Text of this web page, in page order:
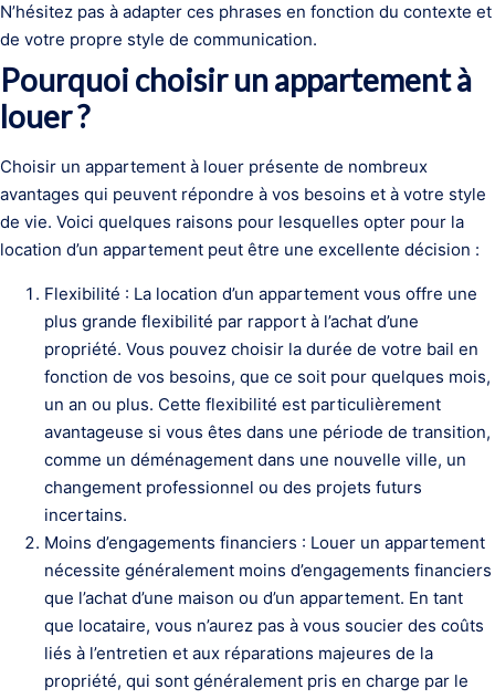
N’hésitez pas à adapter ces phrases en fonction du contexte et
de votre propre style de communication.
Pourquoi choisir un appartement à
louer ?
Choisir un appartement à louer présente de nombreux
avantages qui peuvent répondre à vos besoins et à votre style
de vie. Voici quelques raisons pour lesquelles opter pour la
location d’un appartement peut être une excellente décision :
Flexibilité : La location d’un appartement vous offre une
plus grande flexibilité par rapport à l’achat d’une
propriété. Vous pouvez choisir la durée de votre bail en
fonction de vos besoins, que ce soit pour quelques mois,
un an ou plus. Cette flexibilité est particulièrement
avantageuse si vous êtes dans une période de transition,
comme un déménagement dans une nouvelle ville, un
changement professionnel ou des projets futurs
incertains.
Moins d’engagements financiers : Louer un appartement
nécessite généralement moins d’engagements financiers
que l’achat d’une maison ou d’un appartement. En tant
que locataire, vous n’aurez pas à vous soucier des coûts
liés à l’entretien et aux réparations majeures de la
propriété, qui sont généralement pris en charge par le